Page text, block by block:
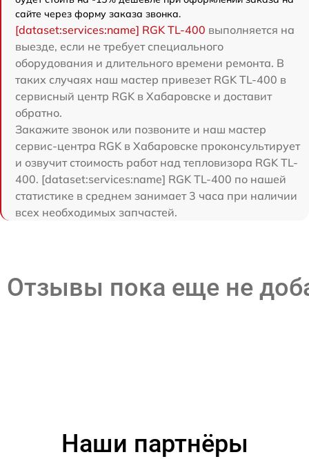
сайте через форму заказа звонка.
[dataset:services:name] RGK TL-400 выполняется на
выезде, если не требует специального
оборудования и длительного времени ремонта. В
таких случаях наш мастер привезет RGK TL-400 в
сервисный центр RGK в Хабаровске и доставит
обратно.
Закажите звонок или позвоните и наш мастер
сервис-центра RGK в Хабаровске проконсультирует
и озвучит стоимость работ над тепловизора RGK TL-
400. [dataset:services:name] RGK TL-400 по нашей
статистике в среднем занимает 3 часа при наличии
всех необходимых запчастей.
Отзывы пока еще не
Наши партнёры